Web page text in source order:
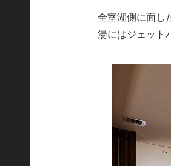
全室湖側に面し
湯にはジェット